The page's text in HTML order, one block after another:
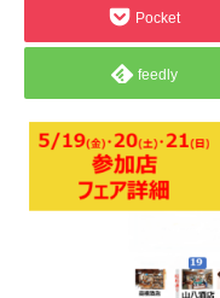
Pocket
feedly